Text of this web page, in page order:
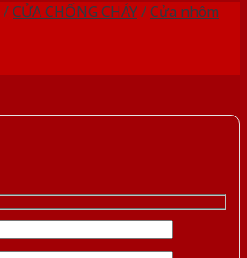
/CỬA CHỐNG CHÁY/Cửa nhôm